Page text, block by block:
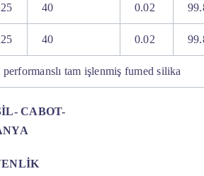
40 0.02
40 0.02
tam işlenmiş fumed silika
CABOT-